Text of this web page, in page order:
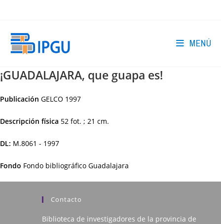
MENÚ
¡GUADALAJARA, que guapa es!
Publicación GELCO 1997
Descripción física 52 fot. ; 21 cm.
DL: M.8061 - 1997
Fondo Fondo bibliográfico Guadalajara
Contacto
Biblioteca de investigadores de la provincia de